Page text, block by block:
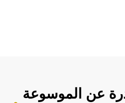
عن الموسوعة